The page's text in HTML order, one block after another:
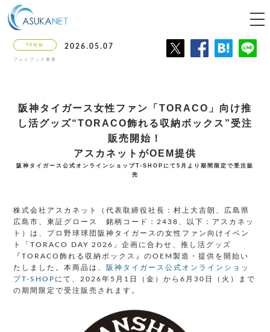
PR情報 2026.05.07
フォトブック事業
阪神タイガース女性ファン
「TORACO」向け推
し活グッズ“TORACO飾れる収納ボックス”受注
販売開始！
アスカネットがOEM提供
阪神タイガース公式オンラインショップT-SHOPにて5月より期間限定で受注販
売
株式会社アスカネット（代表取締役社長：村上大吉朗、広島県
広島市、東証グロース 銘柄コード：2438、以下：アスカネッ
ト）は、プロ野球球団阪神タイガースの女性ファン向けイベン
ト「TORACO DAY 2026」企画に合わせ、推し活グッズ
『TORACO飾れる収納ボックス』のOEM製造・提供を開始い
たしました。本商品は、 阪神タイガース公式オンラインショッ
プT-SHOP にて、2026年5月1日（金）から6月30日（火）まで
の期間限定で受注販売されます。